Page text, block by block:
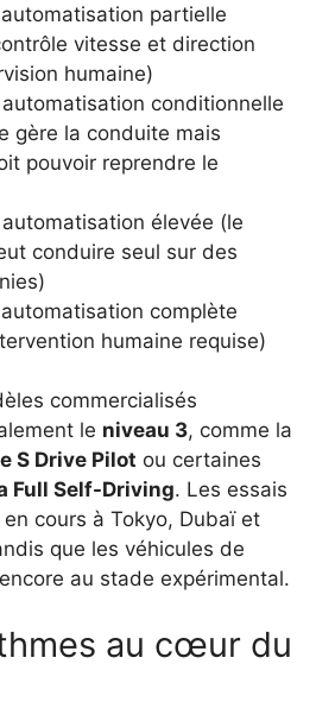
partielle
vitesse et direction
humaine)
conditionnelle
gère la conduite mais
pouvoir reprendre le
élevée (le
conduire seul sur des
complète
humaine requise)
commercialisés
le niveau 3, comme la
S Drive Pilot ou certaines
Full Self-Driving. Les essais
cours à Tokyo, Dubaï et
que les véhicules de
au stade expérimental.
au cœur du